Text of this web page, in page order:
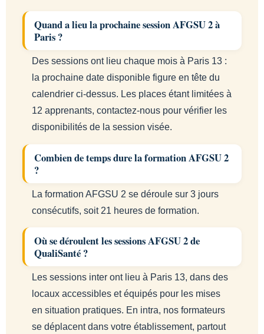
Quand a lieu la prochaine session AFGSU 2 à
Paris ?
Des sessions ont lieu chaque mois à Paris 13 :
la prochaine date disponible figure en tête du
calendrier ci-dessus. Les places étant limitées à
12 apprenants, contactez-nous pour vérifier les
disponibilités de la session visée.
Combien de temps dure la formation AFGSU 2
?
La formation AFGSU 2 se déroule sur 3 jours
consécutifs, soit 21 heures de formation.
Où se déroulent les sessions AFGSU 2 de
QualiSanté ?
Les sessions inter ont lieu à Paris 13, dans des
locaux accessibles et équipés pour les mises
en situation pratiques. En intra, nos formateurs
se déplacent dans votre établissement, partout